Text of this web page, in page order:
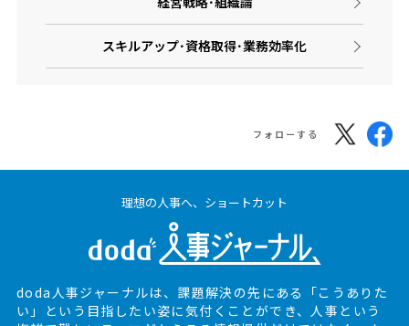
スキルアップ･資格取得･業務効率化
フォローする
理想の人事へ、ショートカット
doda人事ジャーナルは、課題解決の先にある
「こうありた
い」という目指したい姿に気付くことができ、人事という